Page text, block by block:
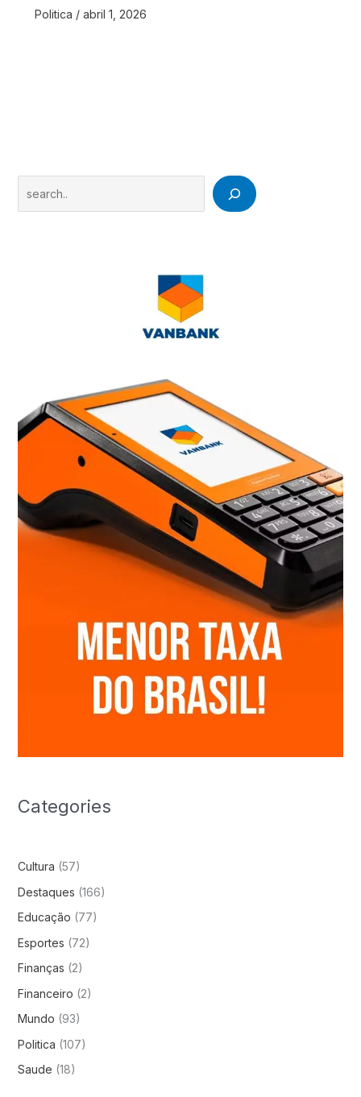
Politica / abril 1, 2026
Categories
Cultura (57)
Destaques (166)
Educação (77)
Esportes (72)
Finanças (2)
Financeiro (2)
Mundo (93)
Politica (107)
Saude (18)